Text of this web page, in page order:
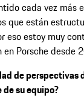
cada vez más
que están
eso estoy muy
Porsche desde
de perspectivas
su equipo?